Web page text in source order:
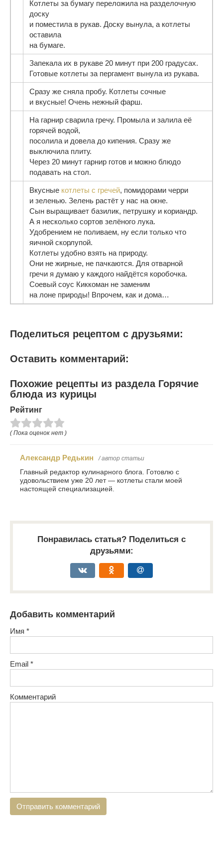
Котлеты за бумагу переложила на разделочную
доску
и поместила в рукав. Доску вынула, а котлеты
оставила
на бумаге.
Запекала их в рукаве 20 минут при 200 градусах.
Готовые котлеты за пергамент вынула из рукава.
Сразу же сняла пробу. Котлеты сочные
и вкусные! Очень нежный фарш.
На гарнир сварила гречу. Промыла и залила её
горячей водой,
посолила и довела до кипения. Сразу же
выключила плиту.
Через 20 минут гарнир готов и можно блюдо
подавать на стол.
Вкусные котлеты с гречей, помидорами черри
и зеленью. Зелень растёт у нас на окне.
Сын выращивает базилик, петрушку и кориандр.
А я несколько сортов зелёного лука.
Удобрением не поливаем, ну если только что
яичной скорлупой.
Котлеты удобно взять на природу.
Они не жирные, не пачкаются. Для отварной
гречи я думаю у каждого найдётся коробочка.
Соевый соус Киккоман не заменим
на лоне природы! Впрочем, как и дома…
Поделиться рецептом с друзьями:
Оставить комментарий:
Похожие рецепты из раздела Горячие
блюда из курицы
Рейтинг
( Пока оценок нет )
Александр Редькин / автор статьи
Главный редактор кулинарного блога. Готовлю с
удовольствием уже 20 лет — котлеты стали моей
настоящей специализацией.
Понравилась статья? Поделиться с
друзьями:
Добавить комментарий
Имя *
Email *
Комментарий